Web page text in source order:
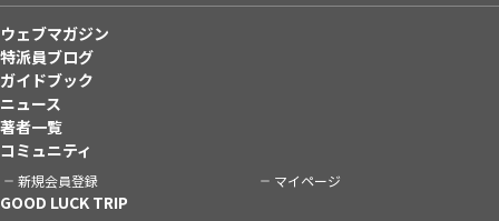
ウェブマガジン
特派員ブログ
ガイドブック
ニュース
著者一覧
コミュニティ
新規会員登録 マイページ
GOOD LUCK TRIP